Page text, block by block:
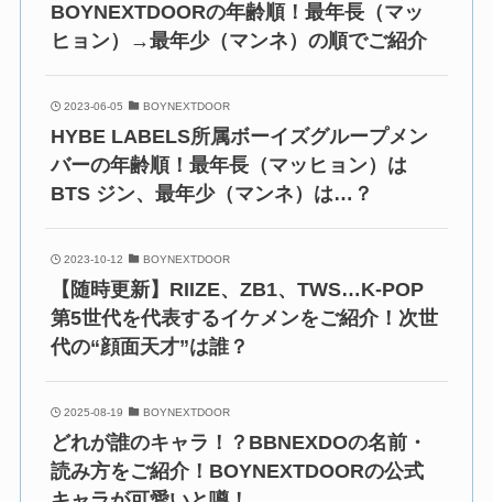
BOYNEXTDOORの年齢順！最年長（マッ
ヒョン）→最年少（マンネ）の順でご紹介
2023-06-05 BOYNEXTDOOR
HYBE LABELS所属ボーイズグループメン
バーの年齢順！最年長（マッヒョン）は
BTS ジン、最年少（マンネ）は…？
2023-10-12 BOYNEXTDOOR
【随時更新】RIIZE、ZB1、TWS…K-POP
第5世代を代表するイケメンをご紹介！次世
代の“顔面天才”は誰？
2025-08-19 BOYNEXTDOOR
どれが誰のキャラ！？BBNEXDOの名前・
読み方をご紹介！BOYNEXTDOORの公式